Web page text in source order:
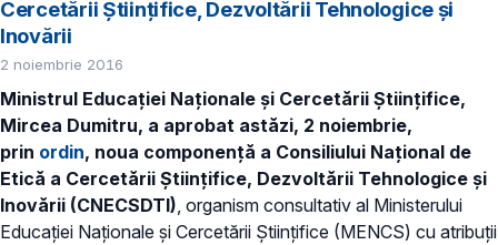
Cercetării Ştiinţifice, Dezvoltării Tehnologice şi
Inovării
2 noiembrie 2016
Ministrul Educației Naționale şi Cercetării Științifice,
Mircea Dumitru, a aprobat astăzi, 2 noiembrie,
prin ordin, noua componență a Consiliului Naţional de
Etică a Cercetării Ştiinţifice, Dezvoltării Tehnologice şi
Inovării (CNECSDTI) , organism consultativ al Ministerului
Educației Naționale și Cercetării Științifice (MENCS) cu atribuții